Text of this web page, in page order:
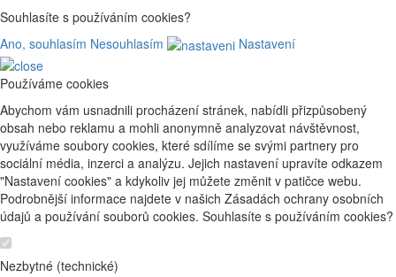
Souhlasíte s používáním cookies?
Ano, souhlasím Nesouhlasím Nastavení
Používáme cookies
Abychom vám usnadnili procházení stránek, nabídli přizpůsobený
obsah nebo reklamu a mohli anonymně analyzovat návštěvnost,
využíváme soubory cookies, které sdílíme se svými partnery pro
sociální média, inzerci a analýzu. Jejich nastavení upravíte odkazem
"Nastavení cookies" a kdykoliv jej můžete změnit v patičce webu.
Podrobnější informace najdete v našich Zásadách ochrany osobních
údajů a používání souborů cookies. Souhlasíte s používáním cookies?
Nezbytné (technické)